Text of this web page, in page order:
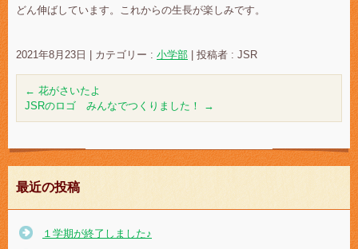
どん伸ばしています。これからの生長が楽しみです。
2021年8月23日 | カテゴリー : 小学部 | 投稿者 : JSR
← 花がさいたよ
JSRのロゴ みんなでつくりました！
→
最近の投稿
１学期が終了しました♪